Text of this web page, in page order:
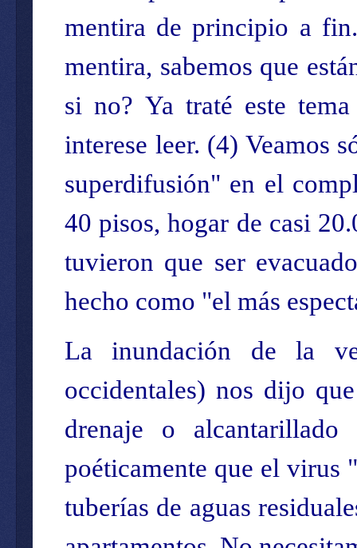
mentira de principio a
mentira, sabemos que
si no? Ya traté este
interese leer. (4) Veamos
superdifusión" en el
40 pisos, hogar de casi
tuvieron que ser
hecho como "el más
La inundación de la
occidentales) nos dijo
drenaje o
poéticamente que el virus
tuberías de aguas